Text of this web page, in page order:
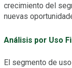
crecimiento del
nuevas
Análisis por Uso
El segmento de